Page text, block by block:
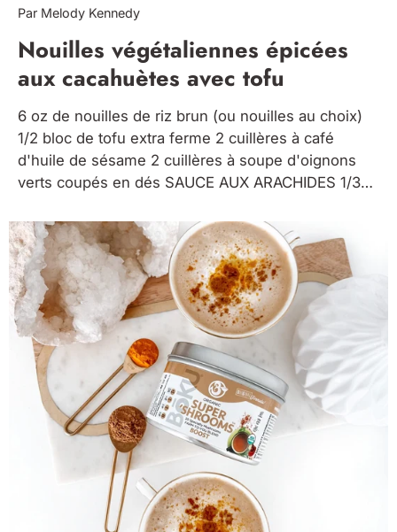
Par Melody Kennedy
Nouilles végétaliennes épicées
aux cacahuètes avec tofu
6 oz de nouilles de riz brun (ou nouilles au choix)
1/2 bloc de tofu extra ferme 2 cuillères à café
d'huile de sésame 2 cuillères à soupe d'oignons
verts coupés en dés SAUCE AUX ARACHIDES 1/3
soupe d'aminos liquides ou de...